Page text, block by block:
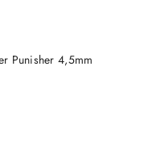
Punisher 4,5mm
DO KOSZYKA